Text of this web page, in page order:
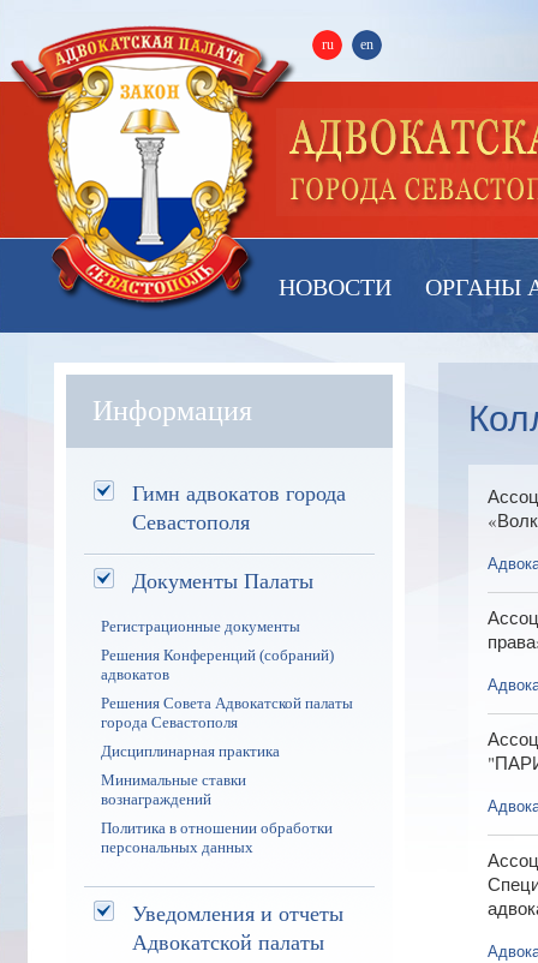
ru en
НОВОСТИ ОРГАНЫ
Информация
Гимн адвокатов города
Севастополя
Документы Палаты
Регистрационные документы
Решения Конференций (собраний)
адвокатов
Решения Совета Адвокатской палаты
города Севастополя
Дисциплинарная практика
Минимальные ставки
вознаграждений
Политика в отношении обработки
персональных данных
Уведомления и отчеты
Адвокатской палаты